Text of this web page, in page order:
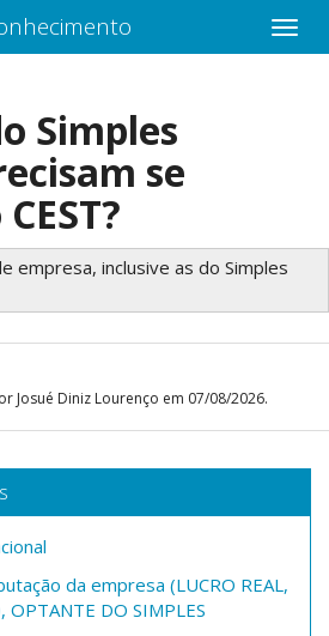
Simples
se
empresa, inclusive as do Simples
Josué Diniz Lourenço em 07/08/2026.
da empresa (LUCRO REAL,
OPTANTE DO SIMPLES